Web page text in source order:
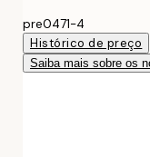
pre0471-4
Histórico de preço
Saiba mais sobre os